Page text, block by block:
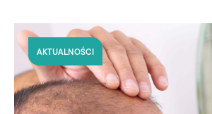
AKTUALNOŚCI